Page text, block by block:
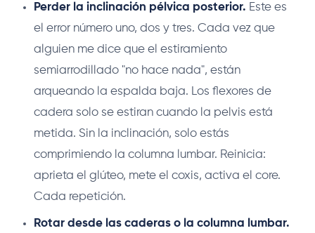
Perder la inclinación pélvica posterior. Este es
el error número uno, dos y tres. Cada vez que
alguien me dice que el estiramiento
semiarrodillado "no hace nada", están
arqueando la espalda baja. Los flexores de
cadera solo se estiran cuando la pelvis está
metida. Sin la inclinación, solo estás
comprimiendo la columna lumbar. Reinicia:
aprieta el glúteo, mete el coxis, activa el core.
Cada repetición.
Rotar desde las caderas o la columna lumbar.